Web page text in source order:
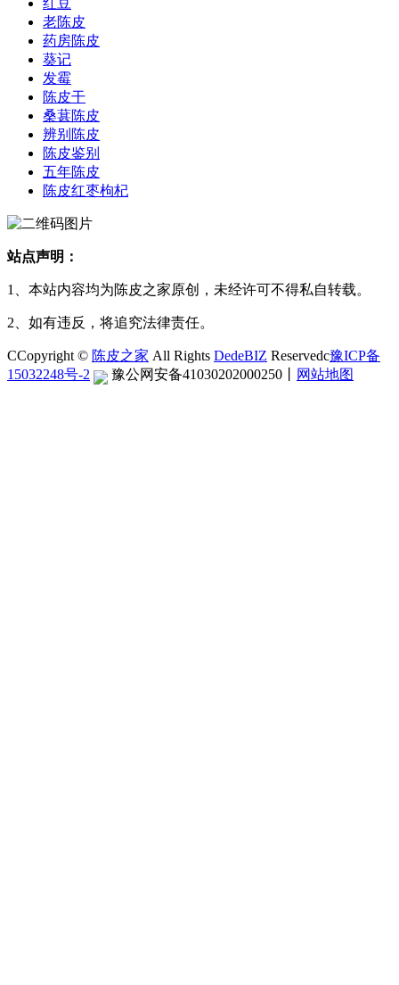
红豆
老陈皮
药房陈皮
葵记
发霉
陈皮干
桑葚陈皮
辨别陈皮
陈皮鉴别
五年陈皮
陈皮红枣枸杞
站点声明：
1、本站内容均为陈皮之家原创，未经许可不得私自转载。
2、如有违反，将追究法律责任。
CCopyright © 陈皮之家 All Rights DedeBIZ Reservedc豫ICP备
15032248号-2
豫公网安备41030202000250 网站地图